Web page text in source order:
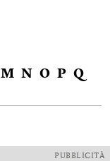
M N O P Q
PUBBLICITÀ